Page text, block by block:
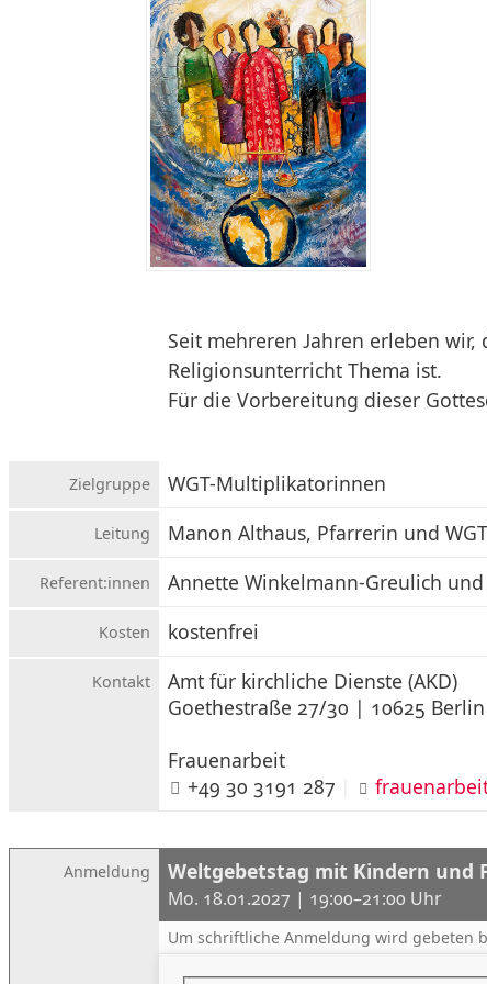
Seit mehreren Jahren erleben
Religionsunterricht Thema ist.
Für die Vorbereitung dieser
Ziel­gruppe WGT-Multiplikatorinnen
Leitung Manon Althaus, Pfarrerin und
Referent:innen Annette Winkelmann-Greulich
Kosten kostenfrei
Kontakt
Amt für kirchliche Dienste (AKD)
Goethestraße 27/30 | 10625 Berlin
Frauenarbeit
+49 30 3191 287
Anmeldung Weltgebetstag mit Kindern und
Mo. 18.01.2027 19:00–21:00
Um schriftliche Anmeldung wird gebeten